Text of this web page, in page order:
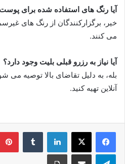
آیا رنگ های استفاده شده برای
خیر، برگزارکنندگان از رنگ های
می کنند.
آیا نیاز به رزرو قبلی بلیت وجود دارد؟
بله، به دلیل تقاضای بالا توصیه می
آنلاین تهیه کنید.
لینکدین ‫تامبلر
تلگرام اشتراک گذاری از طریق ایمیل چاپ